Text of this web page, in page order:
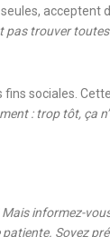
acceptent
trouver
fins sociales.
: trop tôt, ça
Mais informez-
Soyez